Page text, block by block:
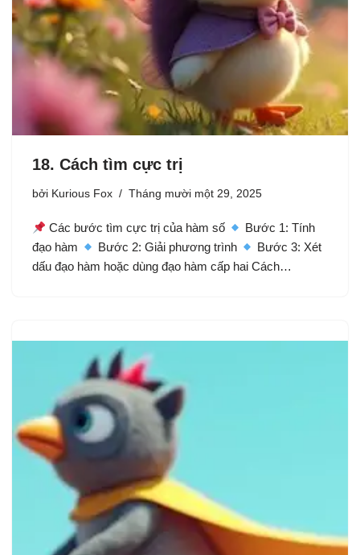
18. Cách tìm cực trị
bởi Kurious Fox Tháng mười một 29, 2025
Các bước tìm cực trị của hàm số
Bước 1: Tính
đạo hàm
Bước 2: Giải phương trình
Bước 3: Xét
dấu đạo hàm hoặc dùng đạo hàm cấp hai Cách…